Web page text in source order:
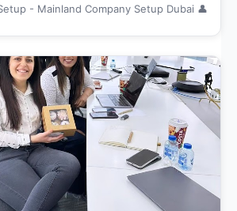
👤 Business Setup - Mainland Company Setup Dubai